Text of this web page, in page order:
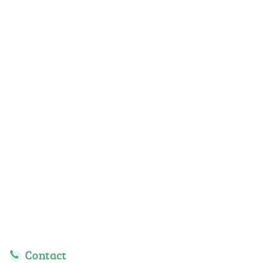
Contact